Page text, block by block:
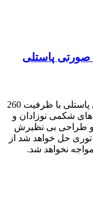
پاستلی
شیشه شیر آنتی کولیک تویست شیک صورتی پاستلی با ظرفیت 260
شکمی نوزادان و
و طراحی بی نظیرش
حل خواهد شد از
نخواهد شد.